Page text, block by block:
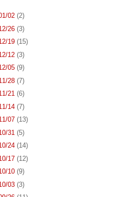
02 (2)
26 (3)
19 (15)
12 (3)
05 (9)
28 (7)
21 (6)
14 (7)
07 (13)
31 (5)
24 (14)
17 (12)
10 (9)
03 (3)